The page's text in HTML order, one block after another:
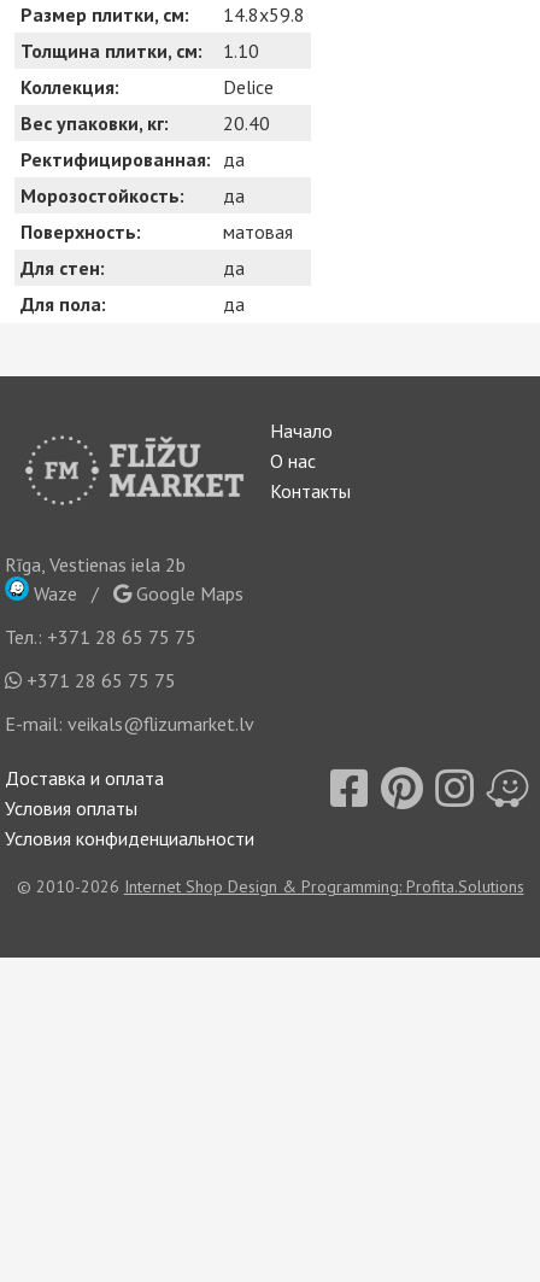
Размер плитки, см:
14.8x59.8
Толщина плитки, см:
1.10
Коллекция:
Delice
Вес упаковки, кг:
20.40
Ректифицированная: да
Морозостойкость:
да
Поверхность:
матовая
Для стен:
да
Для пола:
да
Rīga, Vestienas iela 2b
Waze /
Google Maps
Тел.: +371 28 65 75 75
+371 28 65 75 75
E-mail:veikals@flizumarket.lv
Начало
О нас
Контакты
Доставка и оплата
Условия оплаты
Условия конфиденциальности
© 2010-2026 Internet Shop Design & Programming: Profita.Solutions